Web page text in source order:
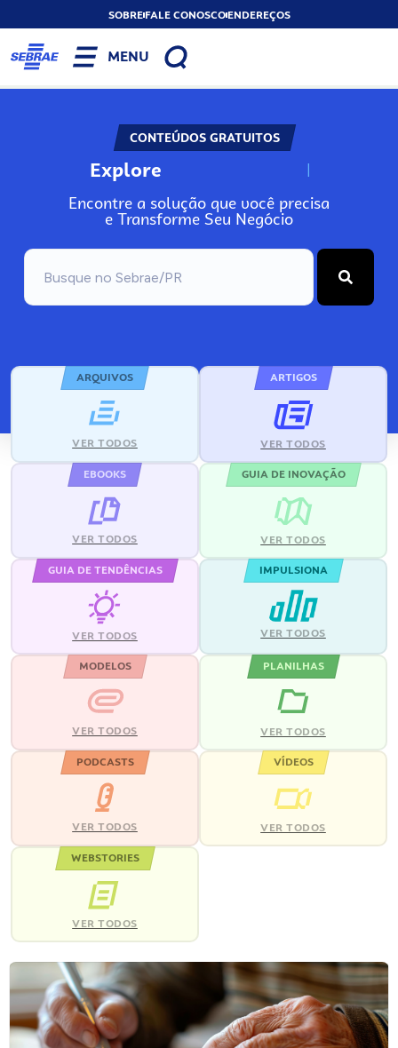
SOBREFALE CONOSCOENDEREÇOS
MENU
CONTEÚDOS GRATUITOS
Explore N
Encontre a solução que você precisa
e Transforme Seu Negócio
ARQUIVOS
VER TODOS
ARTIGOS
VER TODOS
EBOOKS
VER TODOS
GUIA DE INOVAÇÃO
VER TODOS
GUIA DE TENDÊNCIAS
VER TODOS
IMPULSIONA
VER TODOS
MODELOS
VER TODOS
PLANILHAS
VER TODOS
PODCASTS
VER TODOS
VÍDEOS
VER TODOS
WEBSTORIES
VER TODOS